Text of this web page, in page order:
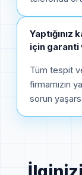
için garanti
Tüm tespit
firmamızın
sorun